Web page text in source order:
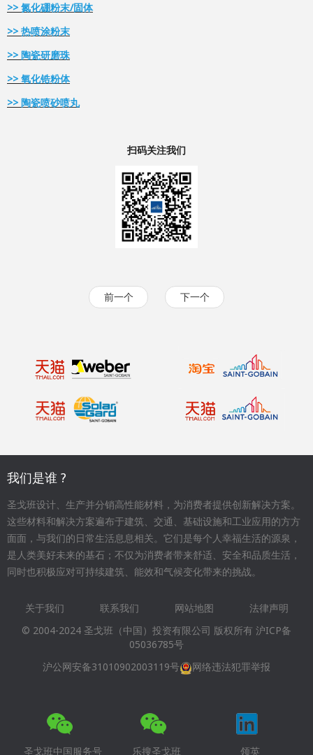
>> 氮化硼粉末/固体
>> 热喷涂粉末
>> 陶瓷研磨珠
>> 氧化锆粉体
>> 陶瓷喷砂喷丸
扫码关注我们
前一个 下一个
我们是谁 ?
圣戈班设计、生产并分销高性能材料，为消费者提供创新解决方案。
这些材料和解决方案遍布于建筑、交通、基础设施和工业应用的方方
面面，与我们的日常生活息息相关。它们是每个人幸福生活的源泉，
是人类美好未来的基石；不仅为消费者带来舒适、安全和品质生活，
同时也积极应对可持续建筑、能效和气候变化带来的挑战。
Footer
menu
关于我们 联系我们 网站地图
法律声明
© 2004-2024 圣戈班（中国）投资有限公司 版权所有 沪ICP备
05036785号
沪公网安备31010902003119号
网络违法犯罪举报
圣戈班中国服务号 乐搜圣戈班 领英